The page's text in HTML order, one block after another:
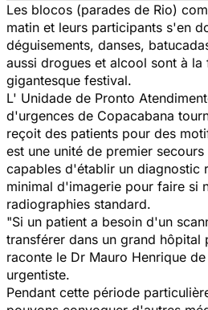
Les blocos (parades de Rio)
matin et leurs participants s'en
déguisements, danses,
aussi drogues et alcool sont à la
gigantesque festival.
L' Unidade de Pronto
d'urgences de Copacabana
reçoit des patients pour des
est une unité de premier
capables d'établir un diagnostic
minimal d'imagerie pour faire si
radiographies standard.
"Si un patient a besoin d'un
transférer dans un grand hôpital
raconte le Dr Mauro Henrique
urgentiste.
Pendant cette période